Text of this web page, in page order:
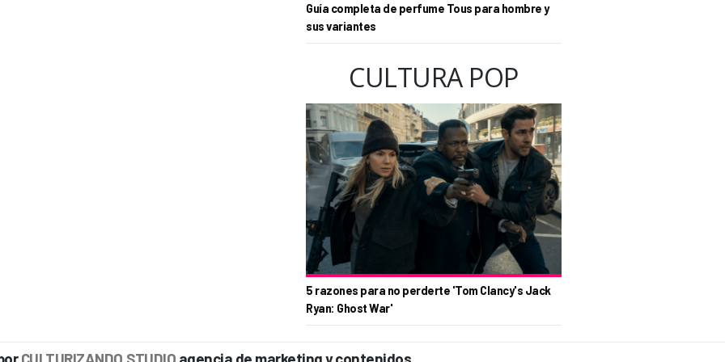
Guía completa de perfume Tous para hombre y
sus variantes
CULTURA POP
5 razones para no perderte 'Tom Clancy's Jack
Ryan: Ghost War'